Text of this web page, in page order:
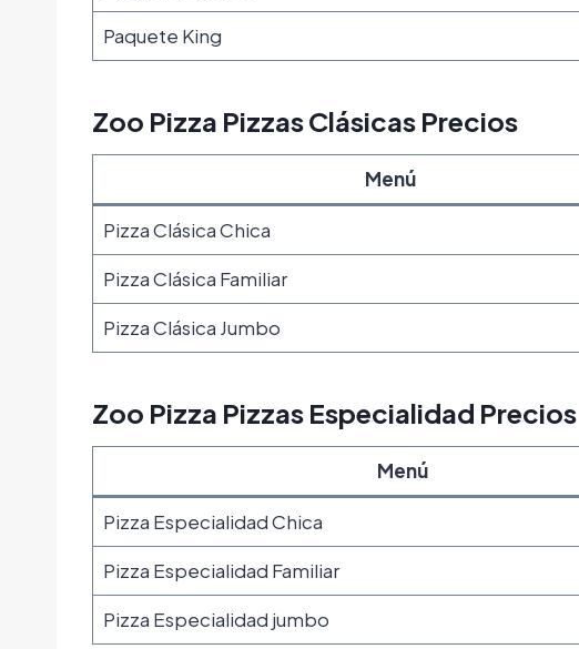
Paquete King
Zoo Pizza Pizzas Clásicas Precios
Menú
Pizza Clásica Chica
Pizza Clásica Familiar
Pizza Clásica Jumbo
Zoo Pizza Pizzas Especialidad Precios
Menú
Pizza Especialidad Chica
Pizza Especialidad Familiar
Pizza Especialidad jumbo